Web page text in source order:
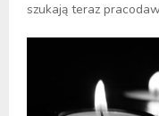
szukają teraz